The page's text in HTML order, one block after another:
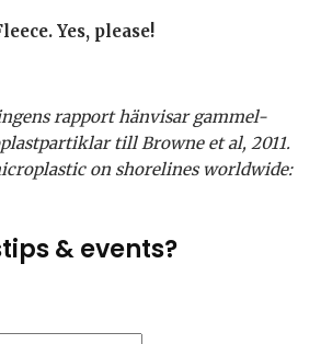
Yes, please!
rapport hänvisar gammel-
till Browne et al, 2011.
on shorelines worldwide:
& events?